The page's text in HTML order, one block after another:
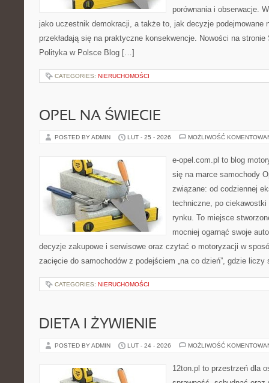
porównania i obserwacje.
jako uczestnik demokracji, a także to, jak decyzje podejmowane
przekładają się na praktyczne konsekwencje. Nowości na
Polityka w Polsce Blog […]
CATEGORIES: NIERUCHOMOŚCI
OPEL NA ŚWIECIE
POSTED BY ADMIN LUT - 25 - 2026 MOŻLIWOŚĆ
e-opel.com.pl to blog
się na marce samochody
związane: od codziennej
techniczne, po
rynku. To miejsce
mocniej ogarnąć swoje
decyzje zakupowe i serwisowe oraz czytać o motoryzacji w
zacięcie do samochodów z podejściem „na co dzień”, gdzie
CATEGORIES: NIERUCHOMOŚCI
DIETA I ŻYWIENIE
POSTED BY ADMIN LUT - 24 - 2026 MOŻLIWOŚĆ
12ton.pl to przestrzeń dla